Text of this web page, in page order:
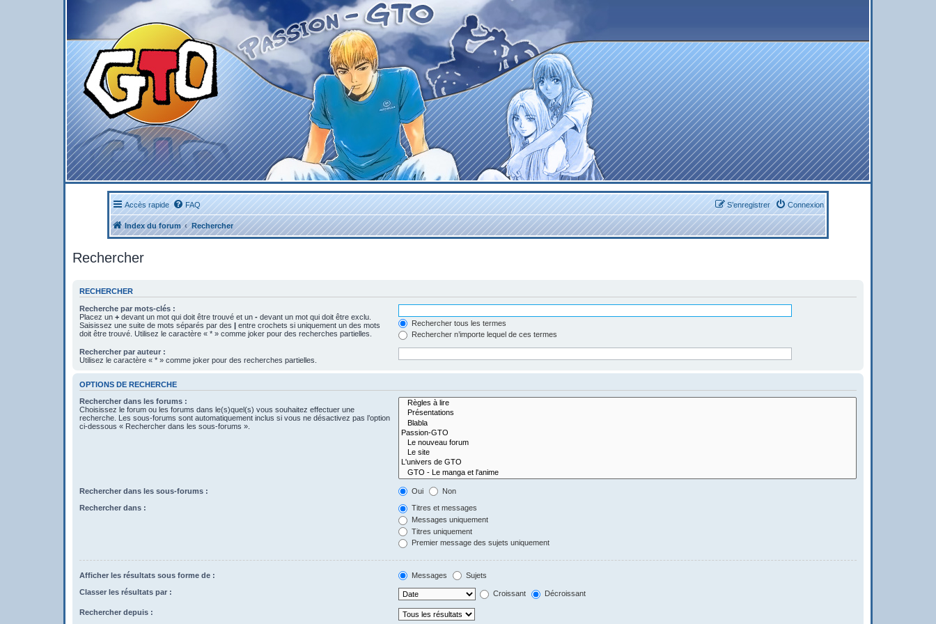
Accès rapide FAQ Connexion
S’enregistrer
Index du forum Rechercher
Rechercher
RECHERCHER
Recherche par mots-clés :
Placez un + devant un mot qui doit être trouvé et un - devant un mot qui doit être exclu.
Saisissez une suite de mots séparés par des | entre crochets si uniquement un des mots
doit être trouvé. Utilisez le caractère « * » comme joker pour des recherches partielles.
Rechercher tous les termes
Rechercher n’importe lequel de ces termes
Rechercher par auteur :
Utilisez le caractère « * » comme joker pour des recherches partielles.
OPTIONS DE RECHERCHE
Rechercher dans les forums :
Choisissez le forum ou les forums dans le(s)quel(s) vous souhaitez effectuer une
recherche. Les sous-forums sont automatiquement inclus si vous ne désactivez pas l’option
ci-dessous « Rechercher dans les sous-forums ».
Rechercher dans les sous-forums : Oui Non
Rechercher dans :
Titres et messages
Messages uniquement
Titres uniquement
Premier message des sujets uniquement
Afficher les résultats sous forme de : Messages Sujets
Classer les résultats par : Croissant Décroissant
Rechercher depuis :